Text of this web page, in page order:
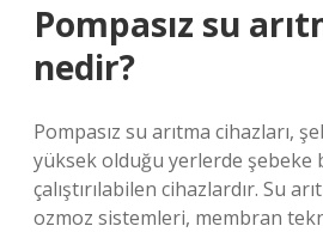
Pompasız su
nedir?
Pompasız su arıtma cihazları,
yüksek olduğu yerlerde şebeke
çalıştırılabilen cihazlardır. Su
ozmoz sistemleri, membran